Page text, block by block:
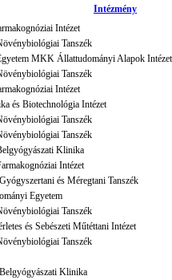
Intézmény
Intézet
Tanszék
MKK Állattudományi Alapok
Tanszék
Intézet
és Biotechnológia Intézet
Tanszék
Tanszék
Klinika
Intézet
és Méregtani Tanszék
Egyetem
Tanszék
és Sebészeti Műtéttani Intézet
Tanszék
Klinika